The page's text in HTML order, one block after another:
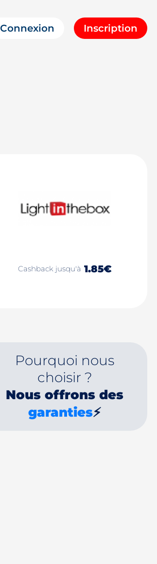
Connexion Inscription
Cashback jusqu'à 1.85€
Pourquoi nous
choisir ?
Nous offrons des
garanties⚡